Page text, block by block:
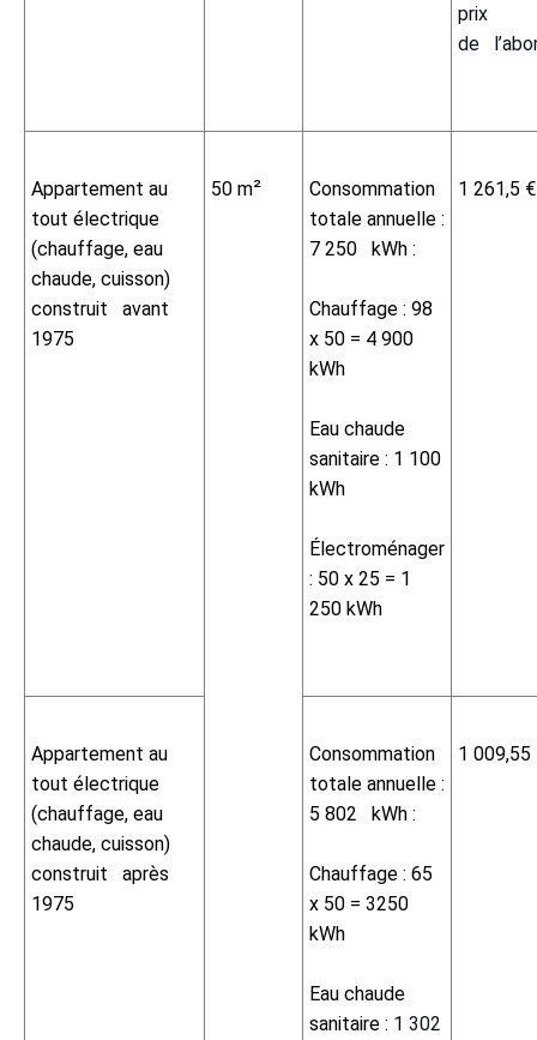
prix
de
Appartement au
tout électrique
(chauffage, eau
chaude, cuisson)
construit avant
1975
50 m²
Consommation
totale annuelle :
7 250 kWh :
Chauffage : 98
x 50 = 4 900
kWh
Eau chaude
sanitaire : 1 100
kWh
Électroménager
: 50 x 25 = 1
250 kWh
1 261,5 €
Appartement au
tout électrique
(chauffage, eau
chaude, cuisson)
construit après
1975
Consommation
totale annuelle :
5 802 kWh :
Chauffage : 65
x 50 = 3250
kWh
Eau chaude
sanitaire : 1 302
1 009,55